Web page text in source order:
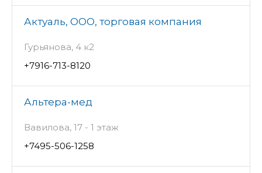
Актуаль, ООО, торговая компания
Гурьянова, 4 к2
+7916-713-8120
Альтера-мед
Вавилова, 17 - 1 этаж
+7495-506-1258